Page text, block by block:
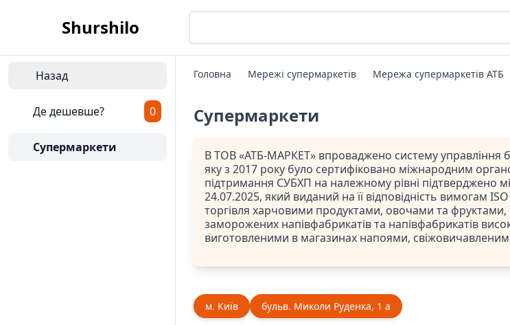
Shurshilo
Назад
Де дешевше? 0
Супермаркети
Головна Мережі супермаркетів Мережа супермаркетів АТБ
Супермаркети
В ТОВ «АТБ-МАРКЕТ» впроваджено систему управління
яку з 2017 року було сертифіковано міжнародним
підтримання СУБХП на належному рівні підтверджено
24.07.2025, який виданий на її відповідність вимогам
торгівля харчовими продуктами, овочами та
заморожених напівфабрикатів та напівфабрикатів
виготовленими в магазинах напоями,
м. Київ бульв. Миколи Руденка, 1 а